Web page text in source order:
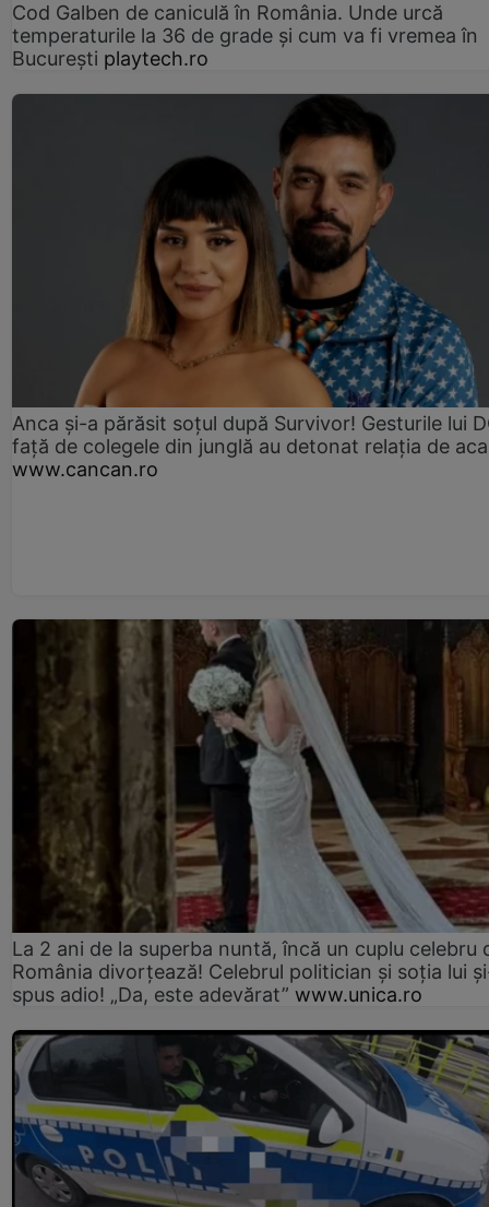
Cod Galben de caniculă în România. Unde urcă
temperaturile la 36 de grade și cum va fi vremea în
București playtech.ro
Anca și-a părăsit soțul după Survivor! Gesturile lui
față de colegele din junglă au detonat relația de
www.cancan.ro
La 2 ani de la superba nuntă, încă un cuplu celebru
România divorțează! Celebrul politician și soția lui
spus adio! „Da, este adevărat” www.unica.ro